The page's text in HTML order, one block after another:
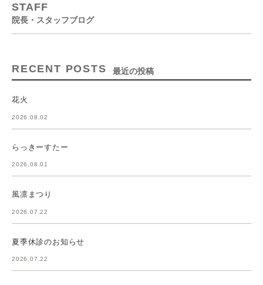
STAFF
院長・スタッフブログ
RECENT POSTS 最近の投稿
花火
2026.08.02
らっきーすたー
2026.08.01
風凛まつり
2026.07.22
夏季休診のお知らせ
2026.07.22